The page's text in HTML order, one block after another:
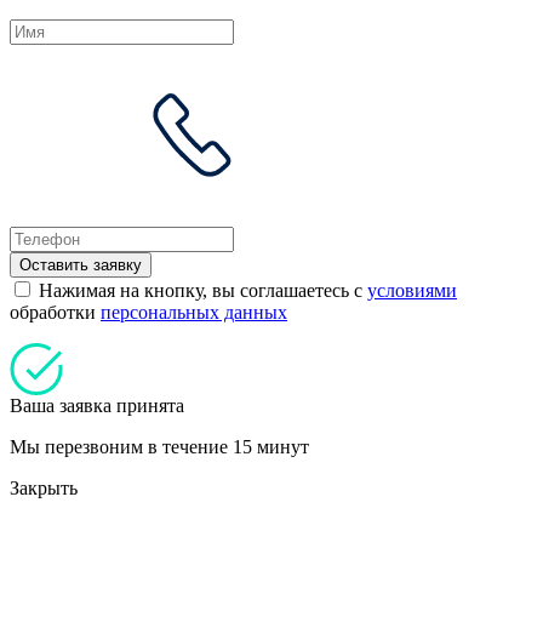
Оставить заявку
Нажимая на кнопку, вы соглашаетесь с условиями
обработки персональных данных
Ваша заявка принята
Мы перезвоним в течение 15 минут
Закрыть